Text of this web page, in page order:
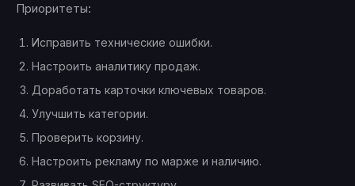
Приоритеты:
Исправить технические ошибки.
Настроить аналитику продаж.
Доработать карточки ключевых товаров.
Улучшить категории.
Проверить корзину.
Настроить рекламу по марже и наличию.